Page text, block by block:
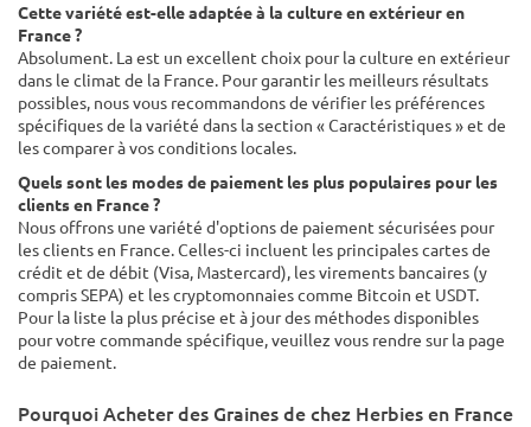
Cette variété est-elle adaptée à la culture en extérieur en
France ?
Absolument. La est un excellent choix pour la culture en extérieur
dans le climat de la France. Pour garantir les meilleurs résultats
possibles, nous vous recommandons de vérifier les préférences
spécifiques de la variété dans la section « Caractéristiques » et de
les comparer à vos conditions locales.
Quels sont les modes de paiement les plus populaires pour les
clients en France ?
Nous offrons une variété d'options de paiement sécurisées pour
les clients en France. Celles-ci incluent les principales cartes de
crédit et de débit (Visa, Mastercard), les virements bancaires (y
compris SEPA) et les cryptomonnaies comme Bitcoin et USDT.
Pour la liste la plus précise et à jour des méthodes disponibles
pour votre commande spécifique, veuillez vous rendre sur la page
de paiement.
Pourquoi Acheter des Graines de chez Herbies en France